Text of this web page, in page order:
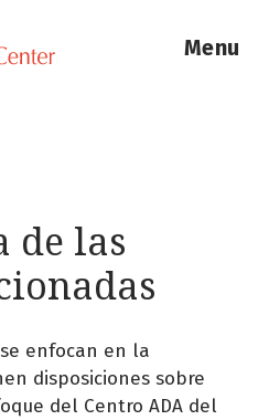
Menu
de las
enfocan en la
disposiciones sobre
del Centro ADA del